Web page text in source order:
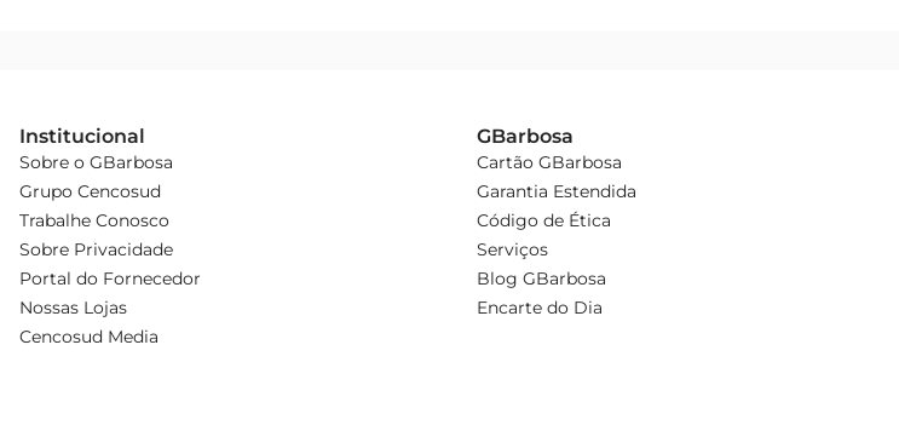
Institucional
Sobre o GBarbosa
Grupo Cencosud
Trabalhe Conosco
Sobre Privacidade
Portal do Fornecedor
Nossas Lojas
Cencosud Media
GBarbosa
Cartão GBarbosa
Garantia Estendida
Código de Ética
Serviços
Blog GBarbosa
Encarte do Dia